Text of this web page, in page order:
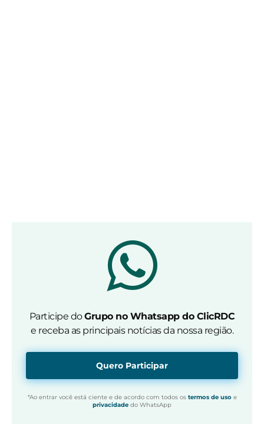
Participe doGrupo no Whatsapp do ClicRDC
e receba as principais notícias da nossa região.
Quero Participar
*Ao entrar você está ciente e de acordo com todos os termos de usoe
privacidade do WhatsApp